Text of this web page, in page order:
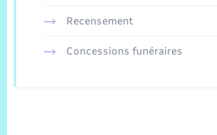
Recensement
Concessions funéraires